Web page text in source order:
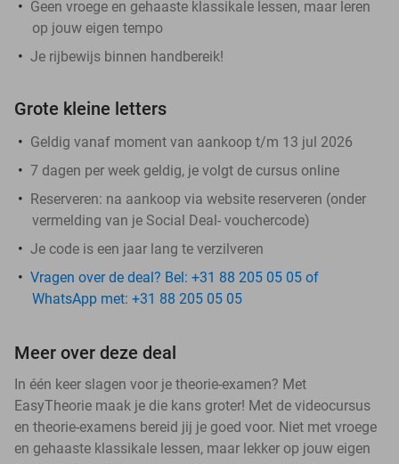
Geen vroege en gehaaste klassikale lessen, maar leren
op jouw eigen tempo
Je rijbewijs binnen handbereik!
Grote kleine letters
Geldig vanaf moment van aankoop t/m 13 jul 2026
7 dagen per week geldig, je volgt de cursus online
Reserveren: na aankoop via website reserveren (onder
vermelding van je Social Deal- vouchercode)
Je code is een jaar lang te verzilveren
Vragen over de deal? Bel: +31 88 205 05 05 of
WhatsApp met: +31 88 205 05 05
Meer over deze deal
In één keer slagen voor je theorie-examen? Met
EasyTheorie maak je die kans groter! Met de videocursus
en theorie-examens bereid jij je goed voor. Niet met vroege
en gehaaste klassikale lessen, maar lekker op jouw eigen